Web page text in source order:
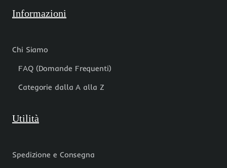
Informazioni
Chi Siamo
FAQ (Domande Frequenti)
Categorie dalla A alla Z
Utilità
Spedizione e Consegna